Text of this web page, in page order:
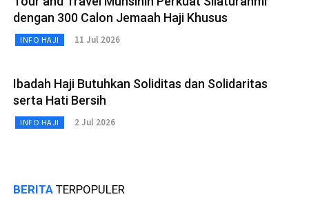
dengan 300 Calon Jemaah Haji Khusus
INFO HAJI 11 Jul 2026
Ibadah Haji Butuhkan Soliditas dan Solidaritas
serta Hati Bersih
INFO HAJI 2 Jul 2026
BERITA TERPOPULER